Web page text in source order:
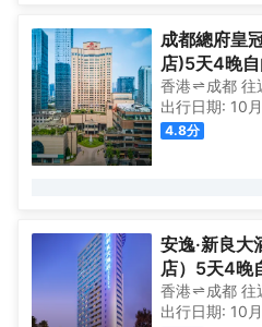
之家”的温馨與安逸。
乾機、微波爐、電磁爐,吹風機,廚
滿足您的日常所需。另外還聘請了
一換,並提供拖鞋、毛巾、一次性牙
之家”的温馨與安逸。
成都總府皇
店)5天4晚
香港 成都 往
出行日期: 10
4.8分
安逸·新良大
店）5天4晚
香港 成都 往
出行日期: 10